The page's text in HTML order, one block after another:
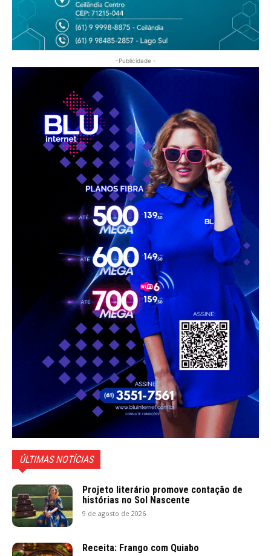
-Publicidade -
ÚLTIMAS NOTÍCIAS
Projeto literário promove contação de
histórias no Sol Nascente
9 de agosto de 2026
Receita: Frango com Quiabo